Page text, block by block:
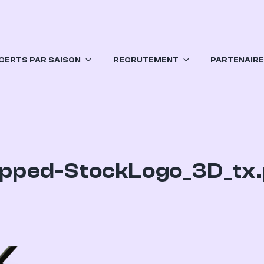
PAR SAISON RECRUTEMENT